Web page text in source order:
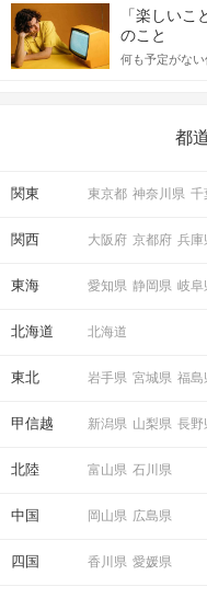
合にどのよう
しかし、中に
っしゃるので
送るLINEでの
えながら解説す
「楽しい
のこと
何も予定がな
の楽しいこと
都
関東 東京都 神奈川県 千
関西 大阪府 京都府 兵庫
東海 愛知県 静岡県 岐阜
北海道 北海道
東北 岩手県 宮城県 福島
甲信越 新潟県 山梨県 長野
北陸 富山県 石川県
中国 岡山県 広島県
四国 香川県 愛媛県